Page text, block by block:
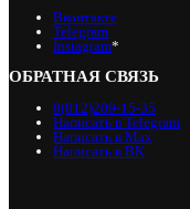
Вконтакте
Telegram
Instagram*
ОБРАТНАЯ СВЯЗЬ
8(812)209-15-35
Написать в Telegram
Написать в Max
Написать в ВК